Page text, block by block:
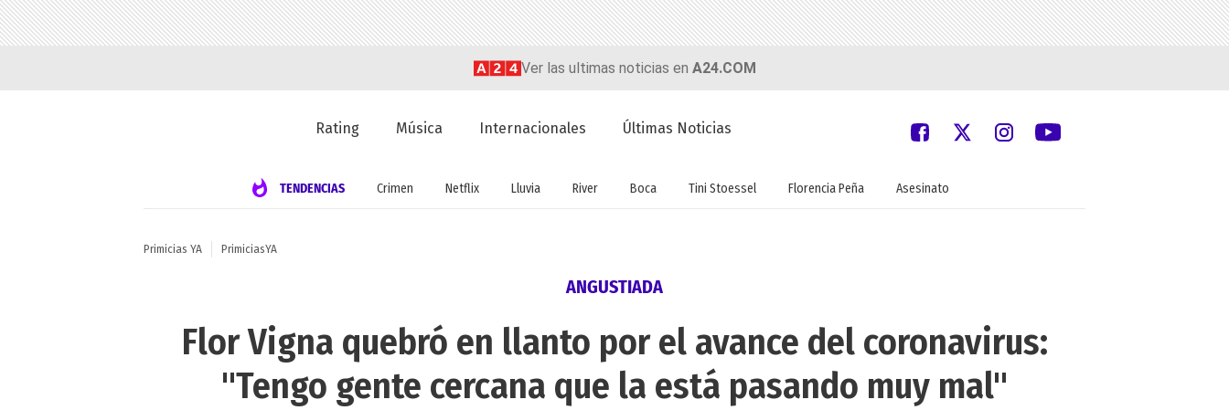
Ver las ultimas noticias en A24.COM
Rating Música Internacionales Últimas Noticias
TENDENCIAS Crimen Netflix Lluvia River Boca Tini Stoessel Florencia Peña Asesinato
Primicias YA PrimiciasYA
ANGUSTIADA
Flor Vigna quebró en llanto por el avance del coronavirus:
"Tengo gente cercana que la está pasando muy mal"